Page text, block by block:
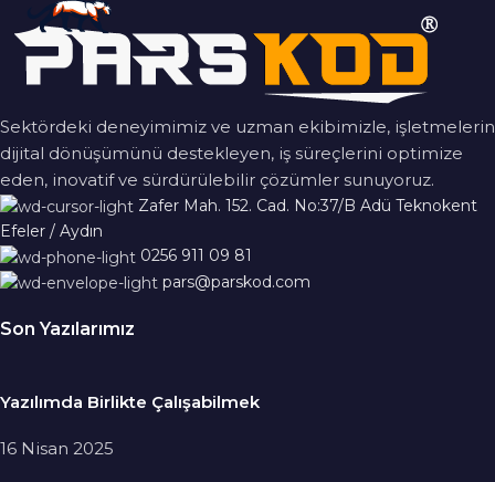
Sektördeki deneyimimiz ve uzman ekibimizle, işletmelerin
dijital dönüşümünü destekleyen, iş süreçlerini optimize
eden, inovatif ve sürdürülebilir çözümler sunuyoruz.
Zafer Mah. 152. Cad. No:37/B Adü Teknokent
Efeler / Aydın
0256 911 09 81
pars@parskod.com
Son Yazılarımız
Yazılımda Birlikte Çalışabilmek
16 Nisan 2025